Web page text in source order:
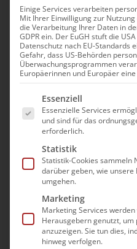
Anstehend
Datum
auswählen.
Sep. 2026
10
10:00 15:00
Unternehmerforum
84,00€
Mi.
23
10:00-15:00
Unternehmerforum
Do.
24
10:00-15:00
Unternehmerforum
Einige Services verarbeiten
Mit Ihrer Einwilligung zur
die Verarbeitung Ihrer Daten in
GDPR ein. Der EuGH stuft die
Datenschutz nach EU-Standards
Gefahr, dass US-Behörden
Überwachungsprogrammen
Europäerinnen und Europäer
Es folgt eine Liste
Essenziell
Essenzielle Services
und sind für das
erforderlich.
Statistik
Statistik-Cookies sammeln
darüber geben, wie
umgehen.
Marketing
Marketing Services
Herausgebern genutzt,
anzuzeigen. Sie tun dies,
hinweg verfolgen.